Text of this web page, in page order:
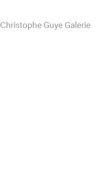
Christophe Guye Galerie